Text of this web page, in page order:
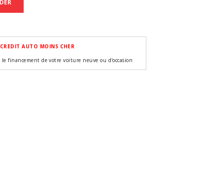
AUTO MOINS CHER
le financement de votre voiture neuve ou d'occasion